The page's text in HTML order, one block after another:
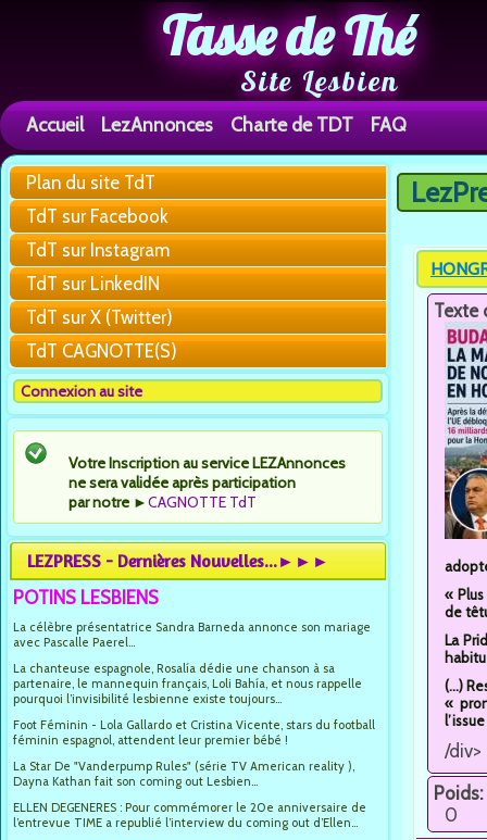
Tasse de Thé
Site Lesbien
Accueil LezAnnonces Charte de TDT FAQ
Plan du site TdT
TdT sur Facebook
TdT sur Instagram
TdT sur LinkedIN
TdT sur X (Twitter)
TdT CAGNOTTE(S)
Connexion au site
Votre Inscription au service LEZAnnonces
ne sera validée après participation
par notre ►CAGNOTTE TdT
LEZPRESS - Dernières Nouvelles...►►►
POTINS LESBIENS
La célèbre présentatrice Sandra Barneda annonce son mariage
avec Pascalle Paerel...
La chanteuse espagnole, Rosalía dédie une chanson à sa
partenaire, le mannequin français, Loli Bahía, et nous rappelle
pourquoi l’invisibilité lesbienne existe toujours...
Foot Féminin - Lola Gallardo et Cristina Vicente, stars du football
féminin espagnol, attendent leur premier bébé !
La Star De "Vanderpump Rules" (série TV American reality ),
Dayna Kathan fait son coming out Lesbien...
ELLEN DEGENERES : Pour commémorer le 20e anniversaire de
l’entrevue TIME a republié l’interview du coming out d’Ellen...
Vous
Texte
«
de
La
(...)
«
/div>
Poids:
0